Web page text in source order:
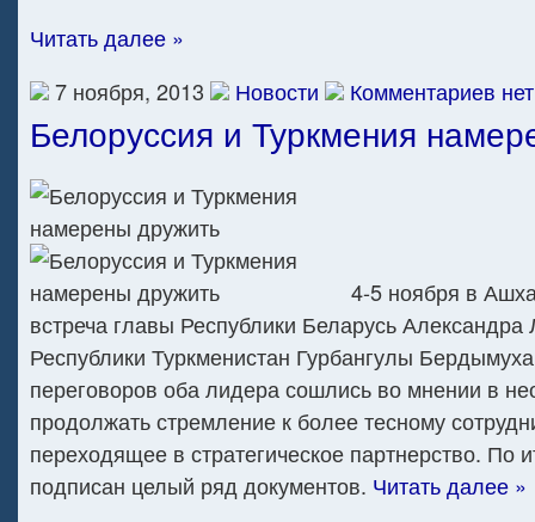
Читать далее »
7 ноября, 2013
Новости Комментариев
Белоруссия и Туркмения
4-5 ноября в
встреча главы Республики Беларусь Александра
Республики Туркменистан Гурбангулы
переговоров оба лидера сошлись во мнении в
продолжать стремление к более тесному
переходящее в стратегическое партнерство. По
подписан целый ряд документов. Читать далее »